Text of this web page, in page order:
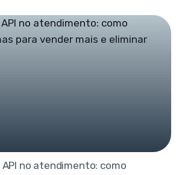
no atendimento: como